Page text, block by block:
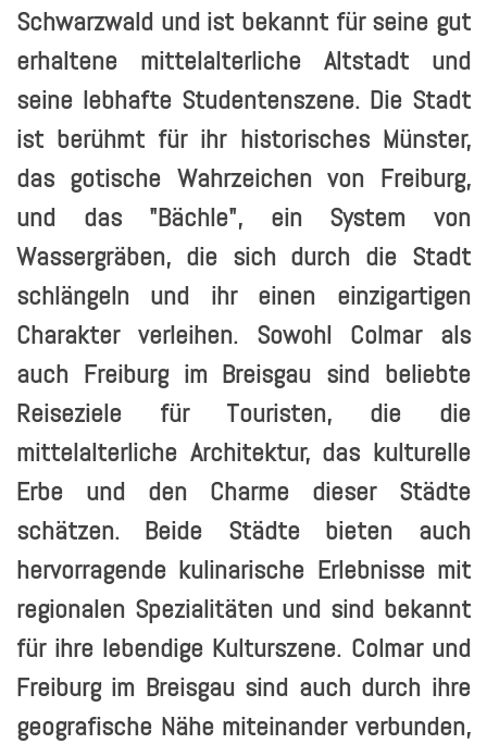
Schwarzwald und ist bekannt für seine gut
erhaltene mittelalterliche Altstadt und
seine lebhafte Studentenszene. Die Stadt
ist berühmt für ihr historisches Münster,
das gotische Wahrzeichen von Freiburg,
und das "Bächle", ein System von
Wassergräben, die sich durch die Stadt
schlängeln und ihr einen einzigartigen
Charakter verleihen. Sowohl Colmar als
auch Freiburg im Breisgau sind beliebte
Reiseziele für Touristen, die die
mittelalterliche Architektur, das kulturelle
Erbe und den Charme dieser Städte
schätzen. Beide Städte bieten auch
hervorragende kulinarische Erlebnisse mit
regionalen Spezialitäten und sind bekannt
für ihre lebendige Kulturszene. Colmar und
Freiburg im Breisgau sind auch durch ihre
geografische Nähe miteinander verbunden,